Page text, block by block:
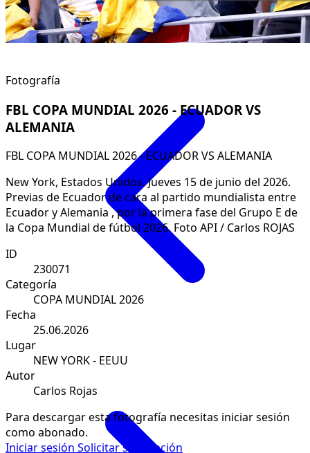
Fotografía
FBL COPA MUNDIAL 2026 - ECUADOR VS
ALEMANIA
FBL COPA MUNDIAL 2026 - ECUADOR VS ALEMANIA
New York, Estados Unidos. Jueves 15 de junio del 2026.
Previas de Ecuador de cara al partido mundialista entre
Ecuador y Alemania , por la primera fase del Grupo E de
la Copa Mundial de fútbol 2026. Foto API / Carlos ROJAS
ID
230071
Categoría
COPA MUNDIAL 2026
Fecha
25.06.2026
Lugar
NEW YORK - EEUU
Autor
Carlos Rojas
Para descargar esta fotografía necesitas iniciar sesión
como abonado.
Iniciar sesión Solicitar suscripción